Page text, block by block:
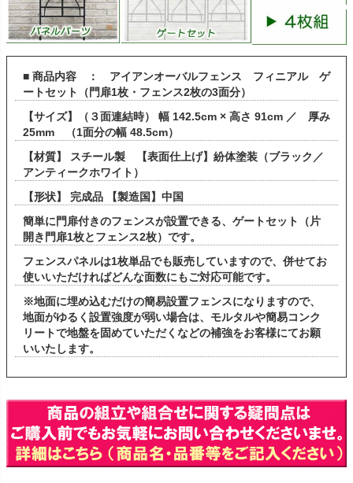
■ 商品内容 ： アイアンオーバルフェンス フィニアル ゲ
ートセット（門扉1枚・フェンス2枚の3面分）
【サイズ】（３面連結時） 幅 142.5cm × 高さ 91cm ／ 厚み
25mm （1面分の幅 48.5cm）
【材質】 スチール製 【表面仕上げ】紛体塗装（ブラック／
アンティークホワイト）
【形状】 完成品 【製造国】中国
簡単に門扉付きのフェンスが設置できる、ゲートセット（片
開き門扉1枚とフェンス2枚）です。
フェンスパネルは1枚単品でも販売していますので、併せてお
使いいただければどんな面数にもご対応可能です。
※地面に埋め込むだけの簡易設置フェンスになりますので、
地面がゆるく設置強度が弱い場合は、モルタルや簡易コンク
リートで地盤を固めていただくなどの補強をお客様にてお願
いいたします。